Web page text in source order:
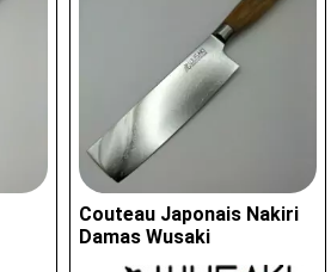
Couteau Japonais Nakiri
Damas Wusaki